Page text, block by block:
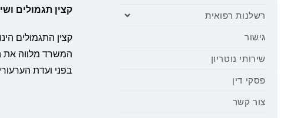
קצין תגמולים
קצין התגמולים
המשרד מלווה את
בפני ועדת
רשלנות רפואית
גישור
שירותי נוטריון
פסקי דין
צור קשר